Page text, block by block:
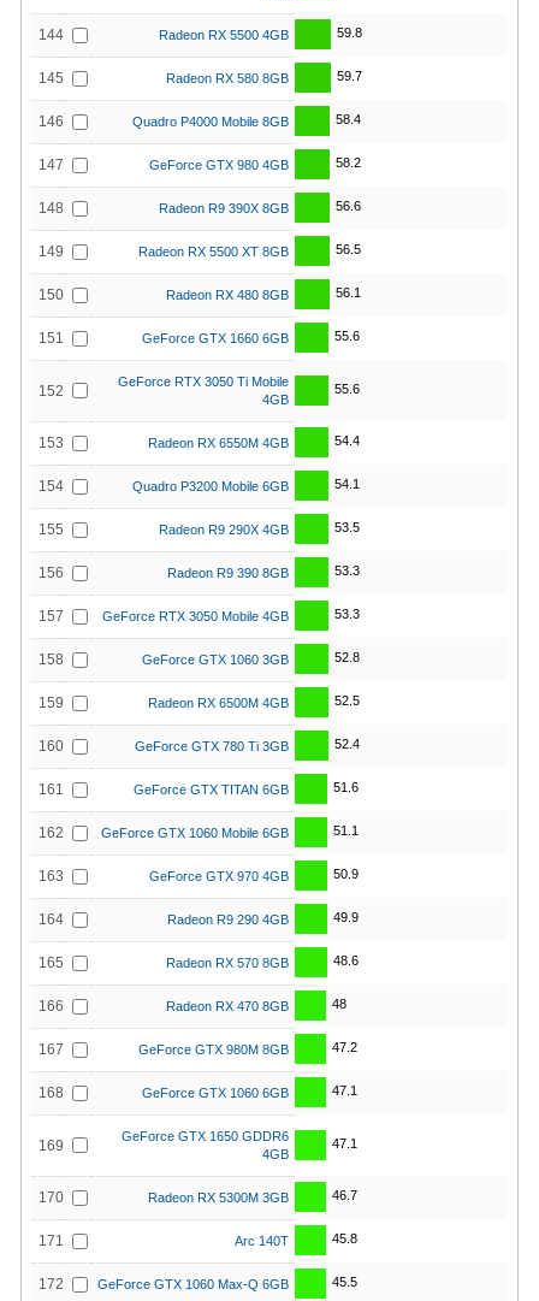
144 Radeon RX 5500 4GB 59.8
145 Radeon RX 580 8GB 59.7
146 Quadro P4000 Mobile 8GB 58.4
147 GeForce GTX 980 4GB 58.2
148 Radeon R9 390X 8GB 56.6
149 Radeon RX 5500 XT 8GB 56.5
150 Radeon RX 480 8GB 56.1
151 GeForce GTX 1660 6GB 55.6
152
GeForce RTX 3050 Ti Mobile
4GB
55.6
153 Radeon RX 6550M 4GB 54.4
154 Quadro P3200 Mobile 6GB 54.1
155 Radeon R9 290X 4GB 53.5
156 Radeon R9 390 8GB 53.3
157 GeForce RTX 3050 Mobile 4GB 53.3
158 GeForce GTX 1060 3GB 52.8
159 Radeon RX 6500M 4GB 52.5
160 GeForce GTX 780 Ti 3GB 52.4
161 GeForce GTX TITAN 6GB 51.6
162 GeForce GTX 1060 Mobile 6GB 51.1
163 GeForce GTX 970 4GB 50.9
164 Radeon R9 290 4GB 49.9
165 Radeon RX 570 8GB 48.6
166 Radeon RX 470 8GB 48
167 GeForce GTX 980M 8GB 47.2
168 GeForce GTX 1060 6GB 47.1
169
GeForce GTX 1650 GDDR6
4GB
47.1
170 Radeon RX 5300M 3GB 46.7
171 Arc 140T 45.8
172 GeForce GTX 1060 Max-Q 6GB 45.5